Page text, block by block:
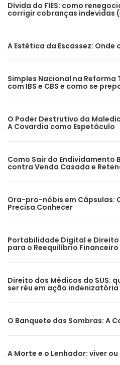
Dívida do FIES: como
corrigir cobranças indevidas
A Estética da Escassez: Onde
Simples Nacional na
com IBS e CBS e como se
O Poder Destrutivo da
A Covardia como Espetáculo
Como Sair do Endividamento
contra Venda Casada e
Ora-pro-nóbis em Cápsulas:
Precisa Conhecer
Portabilidade Digital e
para o Reequilíbrio Financeiro
Direito dos Médicos do SUS:
ser réu em ação indenizatória
O Banquete das Sombras: A
A Morte e o Lenhador: viver